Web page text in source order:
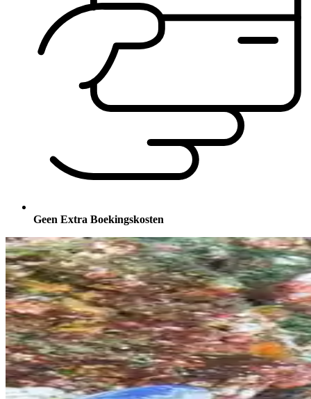
Geen Extra Boekingskosten